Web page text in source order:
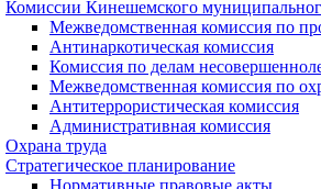
Комиссии Кинешемского
Межведомственная комиссия по
Антинаркотическая комиссия
Комиссия по делам
Межведомственная комиссия по
Антитеррористическая комиссия
Административная комиссия
Охрана труда
Стратегическое планирование
Нормативные правовые акты